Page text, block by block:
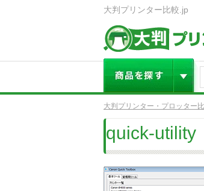
大判プリンター比較.jp
大判プリンター・プロッター
quick-utility